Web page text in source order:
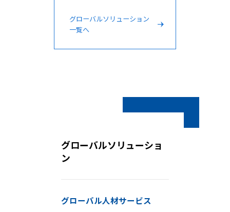
グローバルソリューション
一覧へ
グローバルソリューショ
ン
グローバル人材サービス